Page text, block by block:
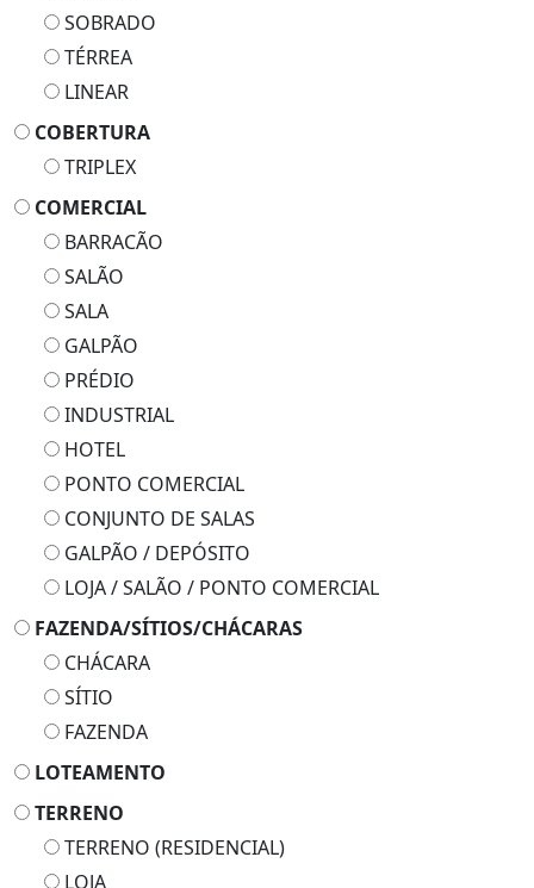
SOBRADO
TÉRREA
LINEAR
COBERTURA
TRIPLEX
COMERCIAL
BARRACÃO
SALÃO
SALA
GALPÃO
PRÉDIO
INDUSTRIAL
HOTEL
PONTO COMERCIAL
CONJUNTO DE SALAS
GALPÃO / DEPÓSITO
LOJA / SALÃO / PONTO COMERCIAL
FAZENDA/SÍTIOS/CHÁCARAS
CHÁCARA
SÍTIO
FAZENDA
LOTEAMENTO
TERRENO
TERRENO (RESIDENCIAL)
LOJA